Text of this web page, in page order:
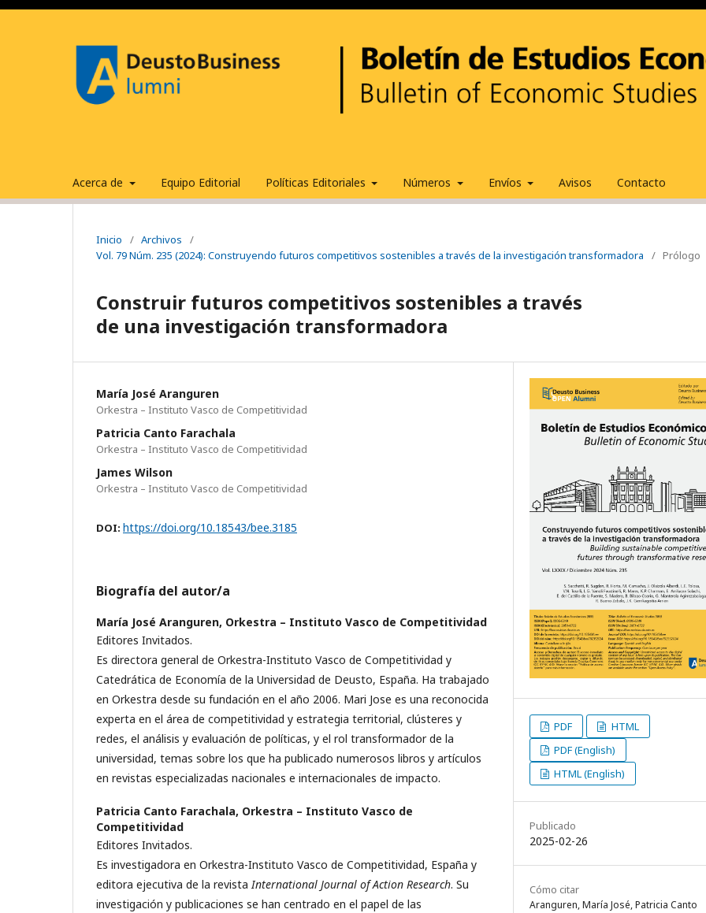
Acerca de Equipo Editorial Políticas Editoriales Números Envíos Avisos Contacto
Inicio / Archivos
/
Vol. 79 Núm. 235 (2024): Construyendo futuros competitivos sostenibles a través de la investigación transformadora
/ Prólogo
Construir futuros competitivos sostenibles a través
de una investigación transformadora
María José Aranguren
Orkestra – Instituto Vasco de Competitividad
Patricia Canto Farachala
Orkestra – Instituto Vasco de Competitividad
James Wilson
Orkestra – Instituto Vasco de Competitividad
DOI: https://doi.org/10.18543/bee.3185
Biografía del autor/a
María José Aranguren, Orkestra – Instituto Vasco de Competitividad
Editores Invitados.
Es directora general de Orkestra-Instituto Vasco de Competitividad y
Catedrática de Economía de la Universidad de Deusto, España. Ha trabajado
en Orkestra desde su fundación en el año 2006. Mari Jose es una reconocida
experta en el área de competitividad y estrategia territorial, clústeres y
redes, el análisis y evaluación de políticas, y el rol transformador de la
universidad, temas sobre los que ha publicado numerosos libros y artículos
en revistas especializadas nacionales e internacionales de impacto.
Patricia Canto Farachala, Orkestra – Instituto Vasco de
Competitividad
Editores Invitados.
Es investigadora en Orkestra-Instituto Vasco de Competitividad, España y
editora ejecutiva de la revistaInternational Journal of Action Research. Su
investigación y publicaciones se han centrado en el papel de las
PDF
HTML
PDF (English)
HTML (English)
Publicado
2025-02-26
Cómo citar
Aranguren, María José, Patricia Canto